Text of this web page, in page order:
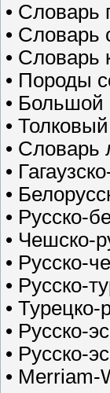
• Словарь
• Словарь
• Словарь
• Породы
• Большой
•
• Словарь
•
•
• Русско-
• Чешско-
• Русско-
• Русско-
• Турецко-
• Русско-
• Русско-
• Merriam-